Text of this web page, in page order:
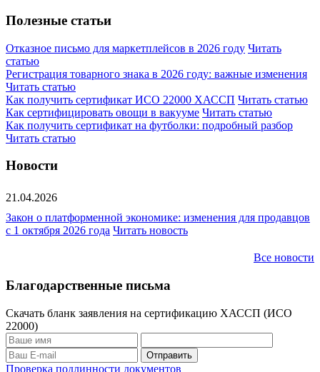
Полезные статьи
Отказное письмо для маркетплейсов в 2026 году Читать
статью
Регистрация товарного знака в 2026 году: важные изменения
Читать статью
Как получить сертификат ИСО 22000 ХАССП Читать статью
Как сертифицировать овощи в вакууме Читать статью
Как получить сертификат на футболки: подробный разбор
Читать статью
Новости
21.04.2026
Закон о платформенной экономике: изменения для продавцов
с 1 октября 2026 года Читать новость
Все новости
Благодарственные письма
Скачать бланк заявления на сертификацию ХАССП (ИСО
22000)
Проверка подлинности документов